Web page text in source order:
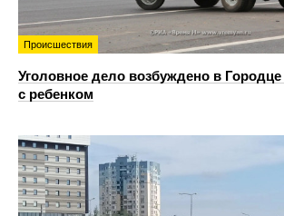
Происшествия
Уголовное дело возбуждено в
с ребенком